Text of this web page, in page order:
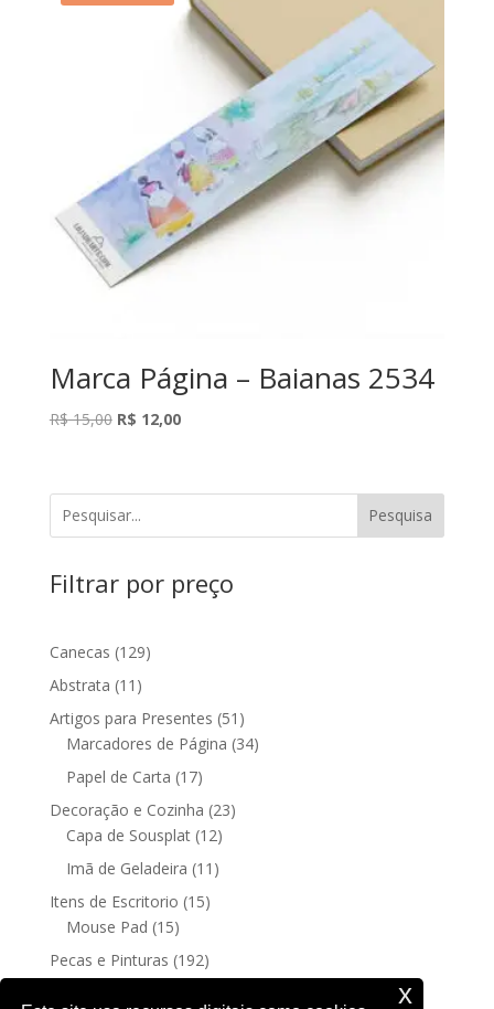
Marca Página – Baianas 2534
R$15,00 O
era:
R$ 15,00.
R$ 12,00O
é:
Pesquisa
Filtrar por preço
Canecas 129129
Abstrata 11 11
produtos
Artigos para Presentes 51 51
produtos
Marcadores de Página 3434
Papel de Carta 1717
produtos
Decoração e Cozinha 2323
Capa de Sousplat 1212
produtos
Imã de Geladeira 11 11
Itens de Escritorio 1515
Mouse Pad 1515
produtos
Pecas e Pinturas 192192
produtos
Fine Art 192192
x